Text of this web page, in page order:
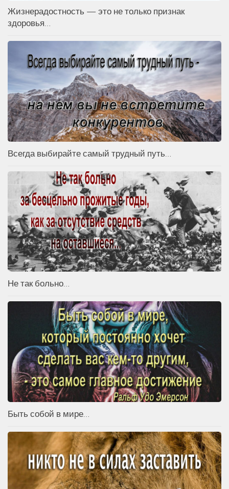
Жизнерадостность — это не только признак
здоровья…
Всегда выбирайте самый трудный путь…
Не так больно…
Быть собой в мире…